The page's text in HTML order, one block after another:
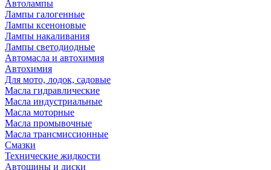
Автолампы
Лампы галогенные
Лампы ксеноновые
Лампы накаливания
Лампы светодиодные
Автомасла и автохимия
Автохимия
Для мото, лодок, садовые
Масла гидравлические
Масла индустриальные
Масла моторные
Масла промывочные
Масла трансмиссионные
Смазки
Технические жидкости
Автошины и диски